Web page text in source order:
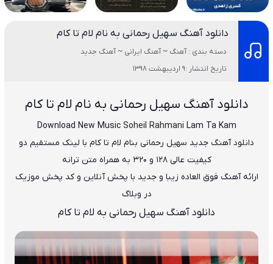
دانلود آهنگ سهیل رحمانی به نام لام تا کام
دسته بندی : آهنگ ~ آهنگ ایرانی ~ آهنگ جدید
تاریخ انتشار :9 اردیبهشت 1398
دانلود آهنگ سهیل رحمانی به نام لام تا کام
Download New Music Soheil Rahmani Lam Ta Kam
دانلود آهنگ جدید سهیل رحمانی بنام لام تا کام با لینک مستقیم دو
کیفیت عالی ۱۲۸ و ۳۲۰ به همراه متن ترانه
ارائه آهنگ فوق العاده زیبا و جدید با پخش آنلاین و کد پخش موزیک
در وبلاگ
دانلود آهنگ سهیل رحمانی به لام تا کام